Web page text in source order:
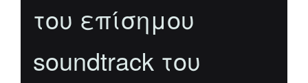
του επίσημου
soundtrack του